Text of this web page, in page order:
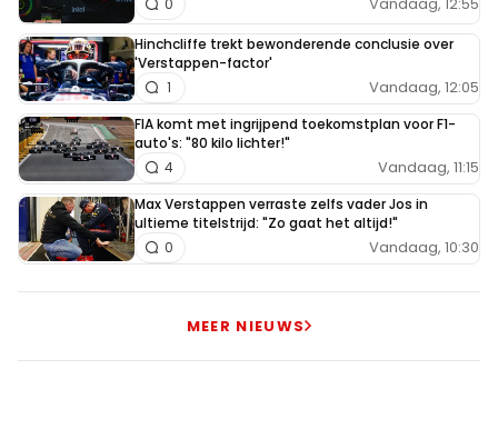
Canada. Wolff moest hem tot kalmte manen.
BMW_P85_V10
9 juni 13:24
Niets ten nadele van Kimi. Hij doet het goed en is
onderweg om een grote te worden. maar hij heeft nog niet
echt onder druk gestaan van Max.
Frontrowlockout
Hinchcliffe trekt bewonderende conclusie over
'Verstappen-factor'
Vandaag, 12:05
1
FIA komt met ingrijpend toekomstplan voor F1-
auto's: "80 kilo lichter!"
Vandaag, 11:15
4
Max Verstappen verraste zelfs vader Jos in
ultieme titelstrijd: "Zo gaat het altijd!"
Vandaag, 10:30
0
MEER NIEUWS